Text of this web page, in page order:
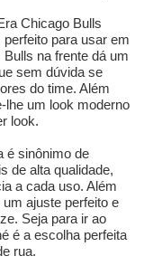
Chicago Bulls
para usar em
na frente dá um
sem dúvida se
do time. Além
lhe um look moderno
look.
é sinônimo de
de alta qualidade,
a cada uso. Além
ajuste perfeito e
Seja para ir ao
é a escolha perfeita
rua.